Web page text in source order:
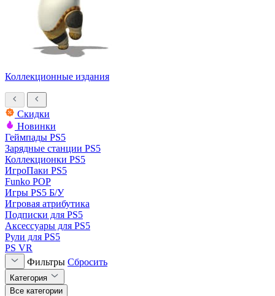
Коллекционные издания
Скидки
Новинки
Геймпады PS5
Зарядные станции PS5
Коллекционки PS5
ИгроПаки PS5
Funko POP
Игры PS5 Б/У
Игровая атрибутика
Подписки для PS5
Аксессуары для PS5
Рули для PS5
PS VR
Фильтры Сбросить
Категория
Все категории